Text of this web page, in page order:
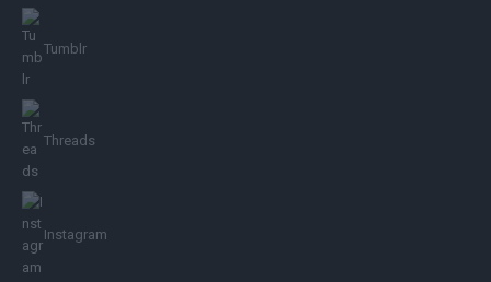
Tumblr
Threads
Instagram